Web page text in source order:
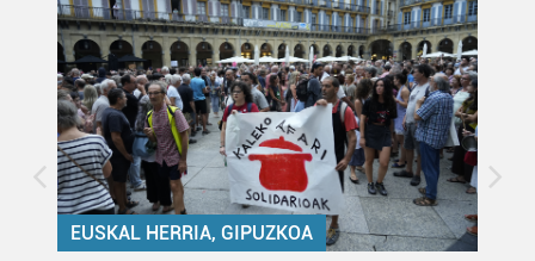
EUSKAL HERRIA, GIPUZKOA